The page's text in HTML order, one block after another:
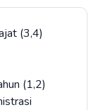
(3,4)
(1,2)